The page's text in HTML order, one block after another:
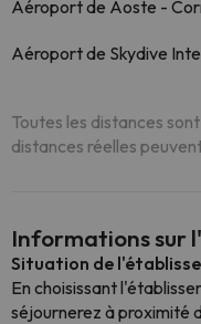
Aéroport de Aoste -
Aéroport de Skydive
Toutes les distances
distances réelles
Informations sur
Situation de
En choisissant
séjournerez à proximité